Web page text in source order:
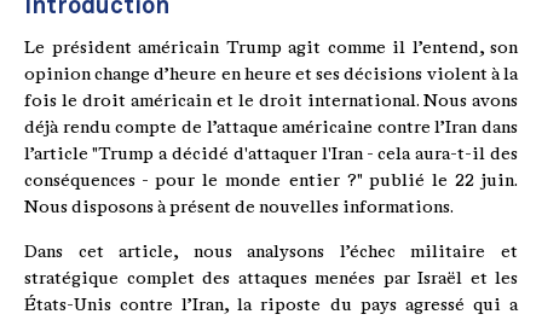
Introduction
Le président américain Trump agit comme il l’entend, son
opinion change d’heure en heure et ses décisions violent à la
fois le droit américain et le droit international. Nous avons
déjà rendu compte de l’attaque américaine contre l’Iran dans
l’article "Trump a décidé d'attaquer l'Iran - cela aura-t-il des
conséquences - pour le monde entier ?" publié le 22 juin.
Nous disposons à présent de nouvelles informations.
Dans cet article, nous analysons l’échec militaire et
stratégique complet des attaques menées par Israël et les
États-Unis contre l’Iran, la riposte du pays agressé qui a